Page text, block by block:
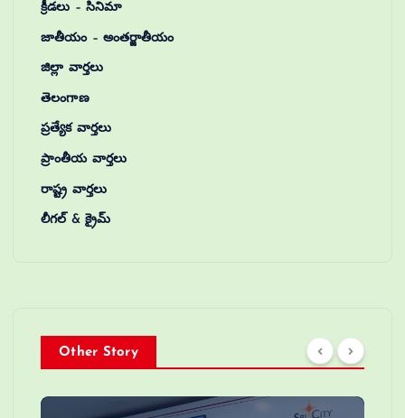
క్రీడలు – సినిమా
జాతీయం – అంతర్జాతీయం
జిల్లా వార్తలు
తెలంగాణ
ప్రత్యేక వార్తలు
ప్రాంతీయ వార్తలు
రాష్ట్ర వార్తలు
లీగల్ & క్రైమ్
Other Story